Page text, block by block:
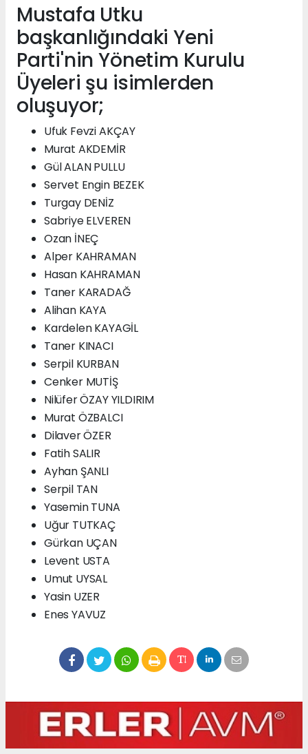
Mustafa Utku
başkanlığındaki Yeni
Parti'nin Yönetim Kurulu
Üyeleri şu isimlerden
oluşuyor;
Ufuk Fevzi AKÇAY
Murat AKDEMİR
Gül ALAN PULLU
Servet Engin BEZEK
Turgay DENİZ
Sabriye ELVEREN
Ozan İNEÇ
Alper KAHRAMAN
Hasan KAHRAMAN
Taner KARADAĞ
Alihan KAYA
Kardelen KAYAGİL
Taner KINACI
Serpil KURBAN
Cenker MUTİŞ
Nilüfer ÖZAY YILDIRIM
Murat ÖZBALCI
Dilaver ÖZER
Fatih SALIR
Ayhan ŞANLI
Serpil TAN
Yasemin TUNA
Uğur TUTKAÇ
Gürkan UÇAN
Levent USTA
Umut UYSAL
Yasin UZER
Enes YAVUZ